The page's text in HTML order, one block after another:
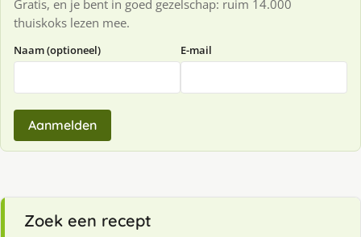
Gratis, en je bent in goed gezelschap: ruim 14.000
thuiskoks lezen mee.
Naam (optioneel) E-mail
Aanmelden
Zoek een recept